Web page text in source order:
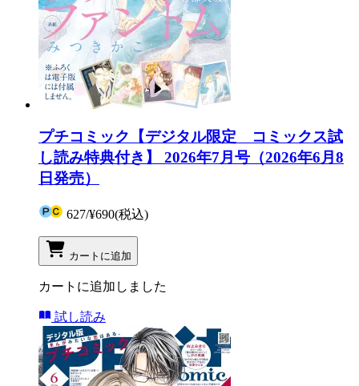
プチコミック【デジタル限定 コミックス試
し読み特典付き】 2026年7月号（2026年6月8
日発売）
627/¥690(税込)
カートに追加
カートに追加しました
試し読み